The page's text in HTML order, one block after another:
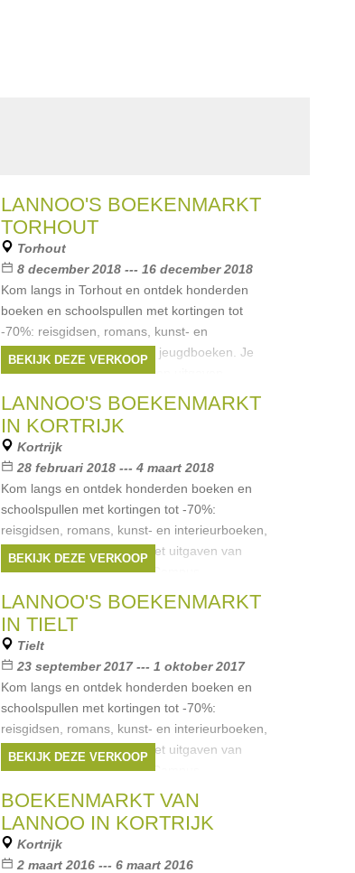
LANNOO'S BOEKENMARKT
TORHOUT
Torhout
8 december 2018 --- 16 december 2018
Kom langs in Torhout en ontdek honderden
boeken en schoolspullen met kortingen tot
-70%: reisgidsen, romans, kunst- en
interieurboeken, kinder- en jeugdboeken. Je
vindt op onze boekenmarkten uitgaven
Merken: Terra Spectrum,Uitgeverij
Lannoo , LannooCampus ,Meulenhoff , ...
BEKIJK DEZE VERKOOP
LANNOO'S BOEKENMARKT
IN KORTRIJK
Kortrijk
28 februari 2018 --- 4 maart 2018
Kom langs en ontdek honderden boeken en
schoolspullen met kortingen tot -70%:
reisgidsen, romans, kunst- en interieurboeken,
kinder- en jeugdboeken. Met uitgaven van
Uitgeverij Lannoo, LannooCampus,
Meulenhoff,
Merken:
Spectrum, Geronimo Stilton
Uitgeverij Lannoo
Meulenhoff
BEKIJK DEZE VERKOOP
LANNOO'S BOEKENMARKT
IN TIELT
Tielt
23 september 2017 --- 1 oktober 2017
Kom langs en ontdek honderden boeken en
schoolspullen met kortingen tot -70%:
reisgidsen, romans, kunst- en interieurboeken,
kinder- en jeugdboeken. Met uitgaven van
Uitgeverij Lannoo, LannooCampus,
Meulenhoff,
Merken:Uitgeverij Lannoo ,
LannooCampus,Meulenhoff ,Boekerij
Beta-Plus, ...
BEKIJK DEZE VERKOOP
BOEKENMARKT VAN
LANNOO IN KORTRIJK
Kortrijk
2 maart 2016 --- 6 maart 2016